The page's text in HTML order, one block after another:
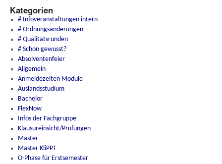
Kategorien
# Infoveranstaltungen intern
# Ordnungsänderungen
# Qualitätsrunden
# Schon gewusst?
Absolventenfeier
Allgemein
Anmeldezeiten Module
Auslandsstudium
Bachelor
FlexNow
Infos der Fachgruppe
Klausureinsicht/Prüfungen
Master
Master KliPPT
O-Phase für Erstsemester